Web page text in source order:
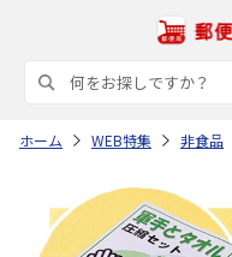
ホーム WEB特集 非食品